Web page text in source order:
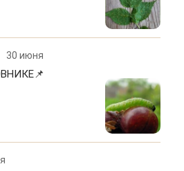
30 июня